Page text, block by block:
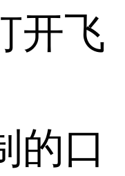
开飞
的口